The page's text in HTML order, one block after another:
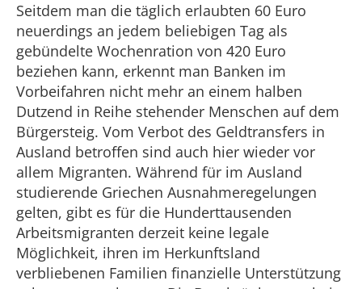
Seitdem man die täglich erlaubten 60 Euro
neuerdings an jedem beliebigen Tag als
gebündelte Wochenration von 420 Euro
beziehen kann, erkennt man Banken im
Vorbeifahren nicht mehr an einem halben
Dutzend in Reihe stehender Menschen auf dem
Bürgersteig. Vom Verbot des Geldtransfers in
Ausland betroffen sind auch hier wieder vor
allem Migranten. Während für im Ausland
studierende Griechen Ausnahmeregelungen
gelten, gibt es für die Hunderttausenden
Arbeitsmigranten derzeit keine legale
Möglichkeit, ihren im Herkunftsland
verbliebenen Familien finanzielle Unterstützung